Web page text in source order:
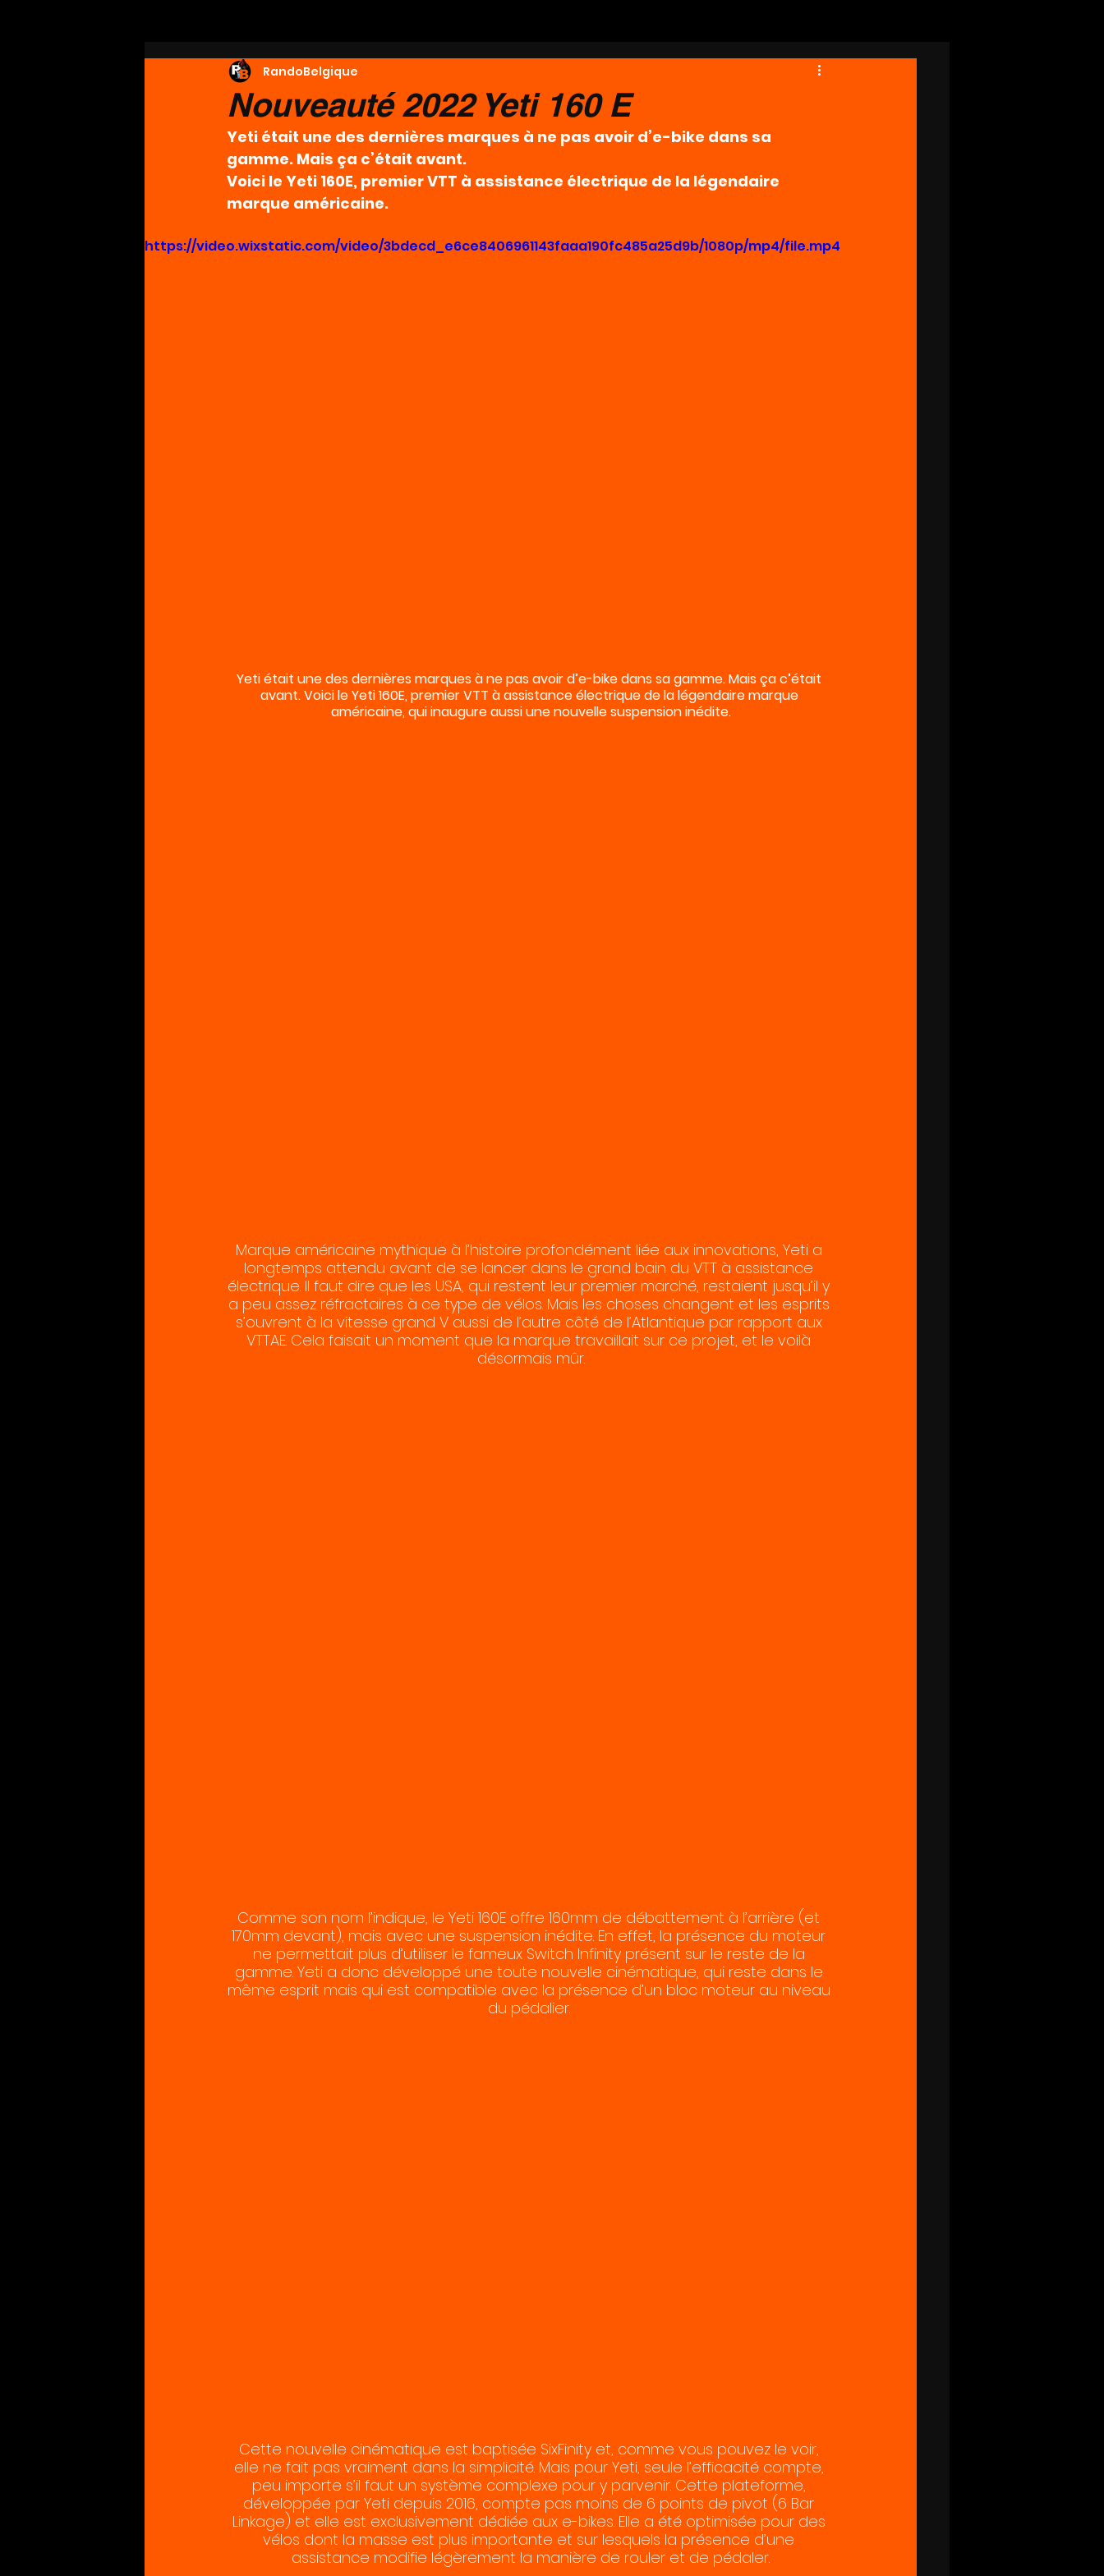
Nouveauté 2022 Yeti 160 E
RandoBelgique
Yeti était une des dernières marques à ne pas avoir d’e-bike dans sa
gamme. Mais ça c’était avant.
Voici le Yeti 160E, premier VTT à assistance électrique de la légendaire
marque américaine.
https://video.wixstatic.com/video/3bdecd_e6ce8406961143faaa190fc485a25d9b/1080p/mp4/file.mp4
Yeti était une des dernières marques à ne pas avoir d’e-bike dans sa gamme. Mais ça c’était
avant. Voici le Yeti 160E, premier VTT à assistance électrique de la légendaire marque
américaine, qui inaugure aussi une nouvelle suspension inédite.
Marque américaine mythique à l’histoire profondément liée aux innovations, Yeti a
longtemps attendu avant de se lancer dans le grand bain du VTT à assistance
électrique. Il faut dire que les USA, qui restent leur premier marché, restaient jusqu’il y
a peu assez réfractaires à ce type de vélos. Mais les choses changent et les esprits
s’ouvrent à la vitesse grand V aussi de l’autre côté de l’Atlantique par rapport aux
VTTAE. Cela faisait un moment que la marque travaillait sur ce projet, et le voilà
désormais mûr.
Comme son nom l’indique, le Yeti 160E offre 160mm de débattement à l’arrière (et
170mm devant), mais avec une suspension inédite. En effet, la présence du moteur
ne permettait plus d’utiliser le fameux Switch Infinity présent sur le reste de la
gamme. Yeti a donc développé une toute nouvelle cinématique, qui reste dans le
même esprit mais qui est compatible avec la présence d’un bloc moteur au niveau
du pédalier.
Cette nouvelle cinématique est baptisée SixFinity et, comme vous pouvez le voir,
elle ne fait pas vraiment dans la simplicité. Mais pour Yeti, seule l’efficacité compte,
peu importe s’il faut un système complexe pour y parvenir. Cette plateforme,
développée par Yeti depuis 2016, compte pas moins de 6 points de pivot (6 Bar
Linkage) et elle est exclusivement dédiée aux e-bikes. Elle a été optimisée pour des
vélos dont la masse est plus importante et sur lesquels la présence d’une
assistance modifie légèrement la manière de rouler et de pédaler.